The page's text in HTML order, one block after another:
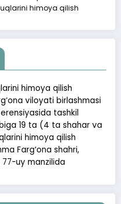
himoya qilish
himoya qilish
viloyati birlashmasi
tashkil
19 ta (4 ta shahar va
himoya qilish
Farg‘ona shahri,
77-uy manzilida